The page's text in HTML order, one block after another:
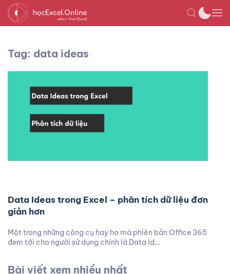
Tag: data ideas
Data Ideas trong Excel – phân tích dữ liệu đơn
giản hơn
Một trong những công cụ hay ho mà phiên bản Office 365
đem tới cho người sử dụng chính là Data Id…
Bài viết xem nhiều nhất